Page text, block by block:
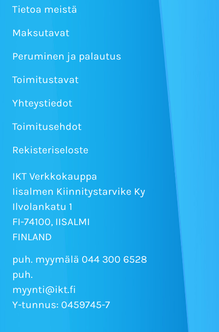
Tietoa meistä
Maksutavat
Peruminen ja palautus
Toimitustavat
Yhteystiedot
Toimitusehdot
Rekisteriseloste
IKT Verkkokauppa
Iisalmen Kiinnitystarvike Ky
Ilvolankatu 1
FI-74100, IISALMI
FINLAND
puh. myymälä 044 300 6528
puh.
myynti@ikt.fi
Y-tunnus: 0459745-7